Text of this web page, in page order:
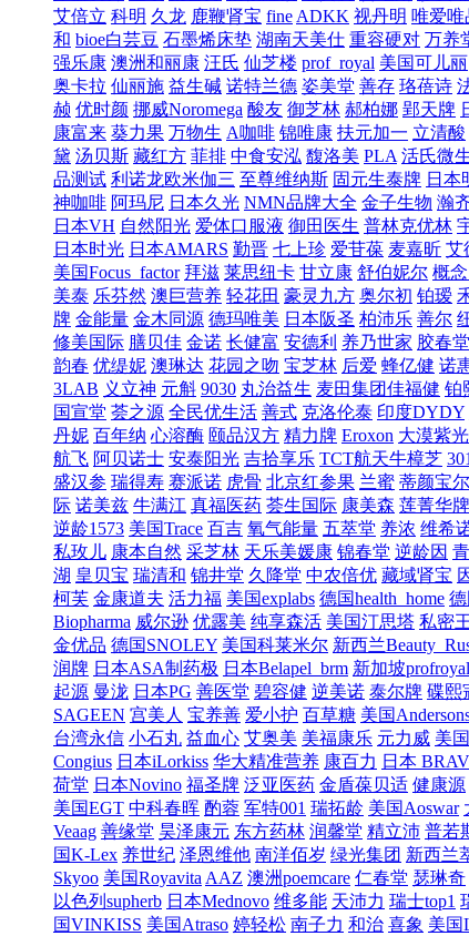
艾倍立 科明 久龙 鹿鞭肾宝 fine ADKK 视丹明 唯爱唯
和 bioe白芸豆 石墨烯床垫 湖南天美仕 重容硬对 万养
强乐康 澳洲和丽康 汪氏 仙芝楼 prof_royal 美国可儿丽
奥卡拉 仙丽施 益生碱 诺特兰德 姿美堂 善存 珞蓓诗
赪 优时颜 挪威Noromega 酸友 御芝林 郝柏娜 郢天牌
康富来 葵力果 万物生 A咖啡 锦唯康 扶元加一 立清酸
黛 汤贝斯 藏红方 菲排 中食安泓 馥洛美 PLA 活氏微
品测试 利诺龙欧米伽三 至尊维纳斯 固元生泰牌 日本
神咖啡 阿玛尼 日本久光 NMN品牌大全 金子生物 瀚
日本VH 自然阳光 爱体口服液 御田医生 普林克优林
日本时光 日本AMARS 勤晋 七上珍 爱苷葆 麦嘉昕 艾
美国Focus_factor 拜滋 莱思纽卡 甘立康 舒伯妮尔 概
美泰 乐芬然 澳巨营养 轻花田 豪灵九方 奥尔初 铂瑷
牌 金能量 金木同源 德玛唯美 日本阪圣 柏沛乐 善尔
修美国际 膳贝佳 金诺 长健富 安德利 养乃世家 胶春堂
韵春 优缇妮 澳琳达 花园之吻 宝芝林 后爱 蜂亿健 诺
3LAB 义立神 元斛 9030 丸治益生 麦田集团佳福健 铂
国宣堂 荟之源 全民优生活 善式 克洛伦泰 印度DYDY
丹妮 百年纳 心溶酶 颐品汉方 精力牌 Eroxon 大漠紫光
航飞 阿贝诺士 安泰阳光 吉拾享乐 TCT航天牛樟芝
盛汉参 瑞得寿 赛派诺 虎骨 北京红参果 兰蜜 蒂颜宝尔
际 诺美兹 牛满江 真福医药 荟生国际 康美森 莲菁华牌
逆龄1573 美国Trace 百吉 氧气能量 五萃堂 养浓 维希
私玫儿 康本自然 采芝林 天乐美媛康 锦春堂 逆龄因
湖 皇贝宝 瑞清和 锦井堂 久降堂 中农倍优 藏域肾宝
柯芙 金康道夫 活力福 美国explabs 德国health_home
Biopharma 威尔逊 优露美 纯享森活 美国汀思塔 私密
金优品 德国SNOLEY 美国科莱米尔 新西兰
润牌 日本ASA制药极 日本Belapel_brm 新加坡profroyal
起源 曼泷 日本PG 善医堂 碧容健 逆美诺 泰尔牌 碟熙
SAGEEN 宫美人 宝养善 爱小护 百草糖 美国
台湾永信 小石丸 益血心 艾奥美 美福康乐 元力威 美
Congius 日本iLorkiss 华大精准营养 康百力 日本
荷堂 日本Novino 福圣牌 泛亚医药 金盾葆贝适 健康源
美国EGT 中科春晖 酌蓉 军特001 瑞拓龄 美国Aoswar
Veaag 善缘堂 昊泽康元 东方药林 润馨堂 精立沛 普若
国K-Lex 养世纪 泽恩维他 南洋佰岁 绿光集团 新西兰
Skyoo 美国Royavita AAZ 澳洲poemcare 仁春堂 瑟琳奇
以色列supherb 日本Mednovo 维多能 天沛力 瑞士top1
国VINKISS 美国Atraso 婷轻松 南子力 和治 喜象 美国